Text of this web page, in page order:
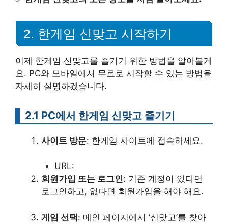
2. 한게임 신맞고 시작하기
이제 한게임 신맞고를 즐기기 위한 방법을 알아볼게
요. PC와 모바일에서 무료로 시작할 수 있는 방법을
자세히 설명하겠습니다.
2.1 PC에서 한게임 신맞고 즐기기
사이트 방문: 한게임 사이트에 접속하세요.
URL:
회원가입 또는 로그인: 기존 계정이 있다면
로그인하고, 없다면 회원가입을 해야 해요.
게임 선택: 메인 페이지에서 ‘신맞고’를 찾아